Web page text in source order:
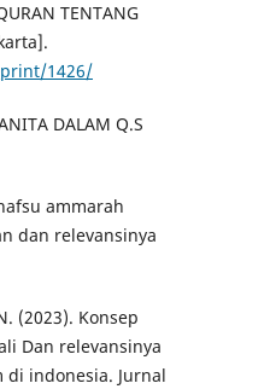
TENTANG
1426/
DALAM Q.S
ammarah
dan relevansinya
(2023). Konsep
Dan relevansinya
indonesia. Jurnal